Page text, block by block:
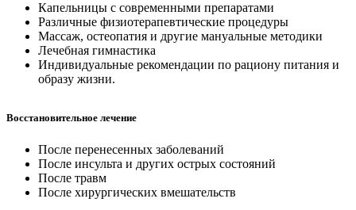
Капельницы с современными препаратами
Различные физиотерапевтические процедуры
Массаж, остеопатия и другие мануальные методики
Лечебная гимнастика
Индивидуальные рекомендации по рациону питания и
образу жизни.
Восстановительное лечение
После перенесенных заболеваний
После инсульта и других острых состояний
После травм
После хирургических вмешательств